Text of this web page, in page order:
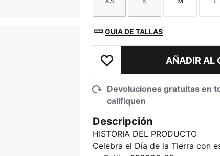
Talla Talla Talla
GUIA DE TALLAS
Añadir a la lista de deseos
AÑADIR AL
Devoluciones gratuitas en
califiquen
Descripción
HISTORIA DEL PRODUCTO
Celebra el Día de la Tierra con